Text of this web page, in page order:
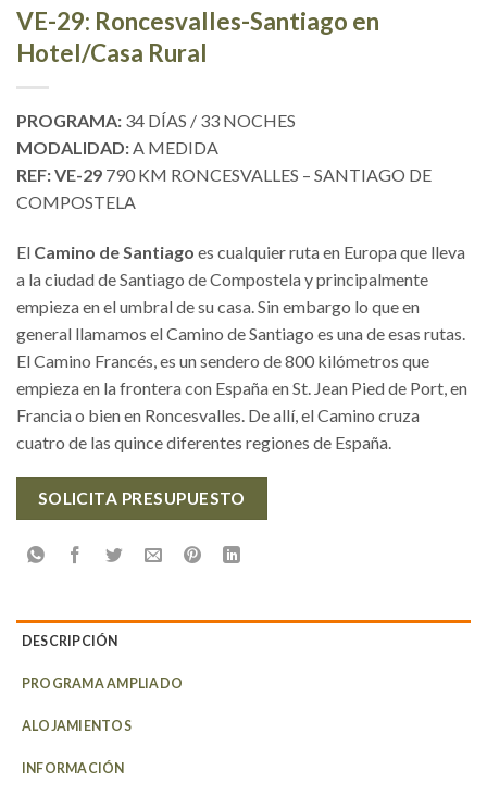
VE-29: Roncesvalles-Santiago en
Hotel/Casa Rural
PROGRAMA: 34 DÍAS / 33 NOCHES
MODALIDAD: A MEDIDA
REF: VE-29 790 KM RONCESVALLES – SANTIAGO DE
COMPOSTELA
El Camino de Santiago es cualquier ruta en Europa que lleva
a la ciudad de Santiago de Compostela y principalmente
empieza en el umbral de su casa. Sin embargo lo que en
general llamamos el Camino de Santiago es una de esas rutas.
El Camino Francés, es un sendero de 800 kilómetros que
empieza en la frontera con España en St. Jean Pied de Port, en
Francia o bien en Roncesvalles. De allí, el Camino cruza
cuatro de las quince diferentes regiones de España.
SOLICITA PRESUPUESTO
DESCRIPCIÓN
PROGRAMA AMPLIADO
ALOJAMIENTOS
INFORMACIÓN